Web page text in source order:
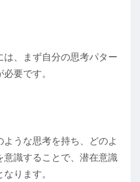
、まず自分の思考パター
要です。
うな思考を持ち、どのよ
意識することで、潜在意識
ります。